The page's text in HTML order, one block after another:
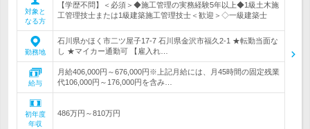
対象と
なる方
【学歴不問】＜必須＞◆施工管理の実務経験5年以上◆1級土木施
工管理技士または1級建築施工管理技士＜歓迎＞◇一級建築士
勤務地
石川県かほく市二ツ屋子17-7 石川県金沢市福久2-1 ★転勤当面な
し ★マイカー通勤可 【雇入れ…
給与
月給406,000円～676,000円※上記月給には、月45時間の固定残業
代106,000円～176,000円を含み…
初年度
年収
486万円～810万円